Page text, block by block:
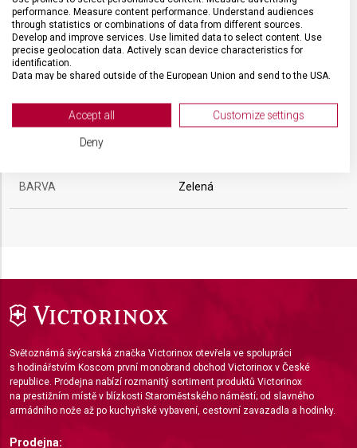
HMOTNOST 1 000 g
DÉLKA ČEPELE 11 cm
TYP OSTŘÍ Vlnkované
MATERIÁL RUKOJETI
BARVA Zelená
Světoznámá švýcarská značka Victorinox otevřela ve spolupráci
s hodinářstvím Koscom první monobrand obchod Victorinox v České
republice. Prodejna nabízí rozmanitý sortiment produktů Victorinox
na prestižním místě v blízkosti Staroměstského náměstí; od slavného
armádního nože až po kuchyňské vybavení, cestovní zavazadla a hodinky.
Prodejna:
performance. Measure content performance. Understand audiences
through statistics or combinations of data from different sources.
Develop and improve services. Use limited data to select content. Use
precise geolocation data. Actively scan device characteristics for
identification.
Data may be shared outside of the European Union and send to the USA.
View Partner List (2 IAB Vendors)
We use your data for the following purposes:
Use limited data to select advertising
Use profiles to select personalised
Create profiles to personalise content
Use profiles to select personalised content
Measure advertising performance
Accept all Customize settings
Deny